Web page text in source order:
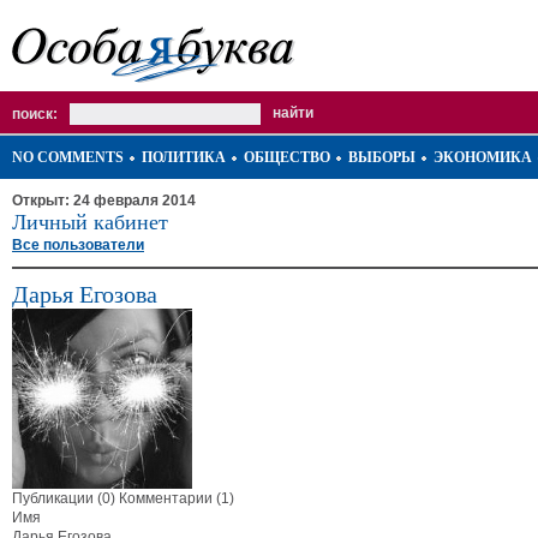
поиск:
NO COMMENTS ПОЛИТИКА ОБЩЕСТВО ВЫБОРЫ ЭКОНОМИКА
Открыт: 24 февраля 2014
Личный кабинет
Все пользователи
Дарья Егозова
Публикации (0) Комментарии (1)
Имя